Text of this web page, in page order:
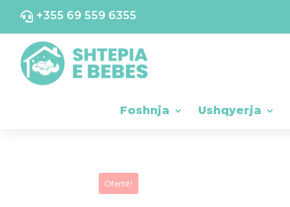
 +355 69 559 6355
Foshnja Ushqyerja
Ofertë!